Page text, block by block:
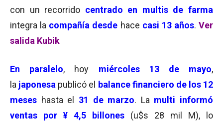
con un recorrido centrado en multis de farma
integra la compañía desde hace casi 13 años. Ver
salida Kubik
En paralelo, hoy miércoles 13 de mayo,
la japonesa publicó el
balance financiero de los 12
meses hasta el 31 de marzo. La multi informó
ventas por ¥ 4,5 billones (u$s 28 mil M), lo